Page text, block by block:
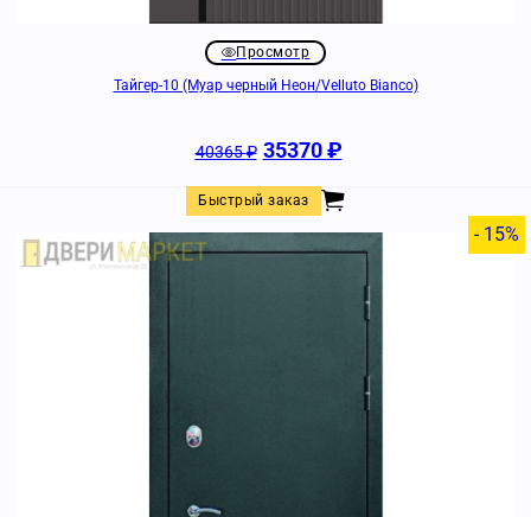
Просмотр
Тайгер-10 (Муар черный Неон/Velluto Bianco)
40365₽ 35370₽
Быстрый заказ
- 15%